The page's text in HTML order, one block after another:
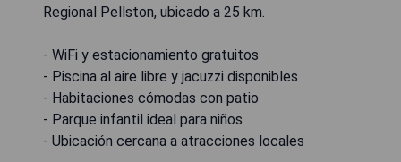
Regional Pellston, ubicado a 25 km.
- WiFi y estacionamiento gratuitos
- Piscina al aire libre y jacuzzi disponibles
- Habitaciones cómodas con patio
- Parque infantil ideal para niños
- Ubicación cercana a atracciones locales